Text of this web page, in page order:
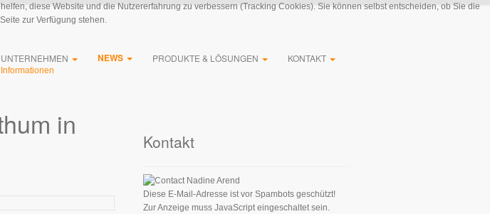
UNTERNEHMEN NEWS PRODUKTE & LÖSUNGEN KONTAKT
in
Kontakt
Nadine Arend
Diese E-Mail-Adresse ist vor Spambots geschützt!
Zur Anzeige muss JavaScript eingeschaltet sein.
diese Website und die Nutzererfahrung zu verbessern (Tracking Cookies). Sie können selbst entscheiden, ob Sie die
zur Verfügung stehen.